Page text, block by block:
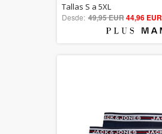
out of 5
Tallas S a 5XL
Desde: 49,95 EUR44,96 EUR